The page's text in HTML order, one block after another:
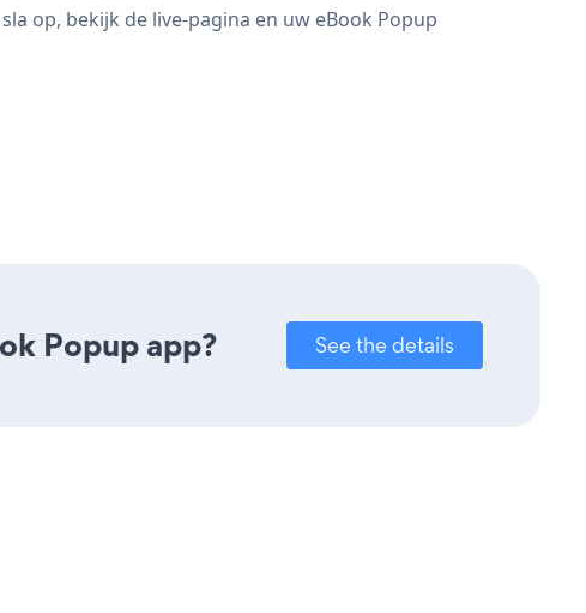
op, bekijk de live-pagina en uw eBook Popup
Popup app? See the details